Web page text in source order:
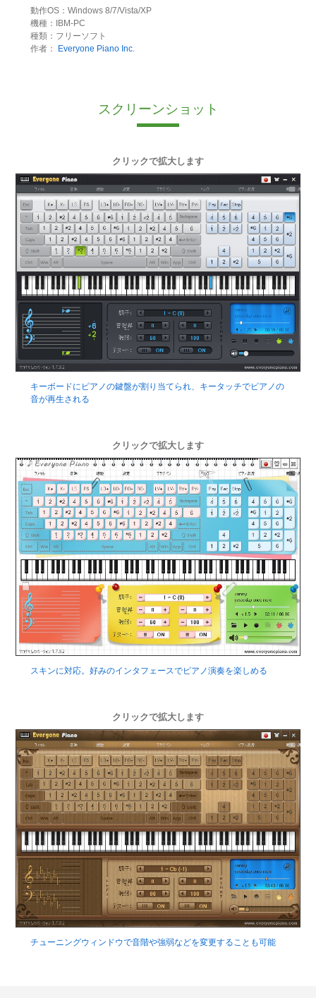
動作OS：Windows 8/7/Vista/XP
機種：IBM-PC
種類：フリーソフト
作者：
Everyone Piano Inc.
スクリーンショット
クリックで拡大します
キーボードにピアノの鍵盤が割り当てられ、キータッチでピアノの
音が再生される
クリックで拡大します
スキンに対応。好みのインタフェースでピアノ演奏を楽しめる
クリックで拡大します
チューニングウィンドウで音階や強弱などを変更することも可能